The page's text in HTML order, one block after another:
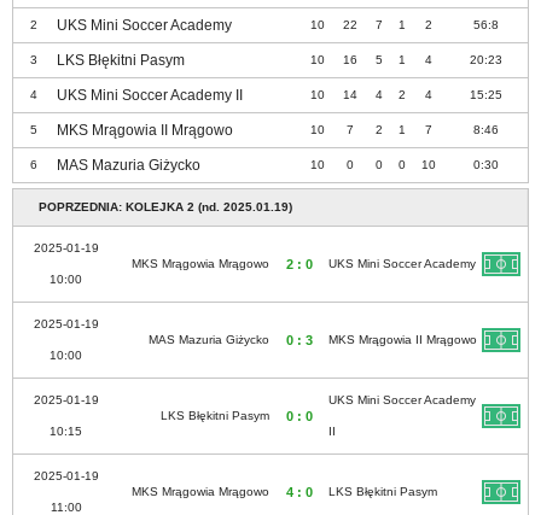
2 UKS Mini Soccer Academy 10 22 7 1 2 56:8
3 LKS Błękitni Pasym 10 16 5 1 4 20:23
4 UKS Mini Soccer Academy II 10 14 4 2 4 15:25
5 MKS Mrągowia II Mrągowo 10 7 2 1 7 8:46
6 MAS Mazuria Giżycko 10 0 0 0 10 0:30
POPRZEDNIA: KOLEJKA 2 (nd. 2025.01.19)
2025-01-19
10:00
MKS Mrągowia Mrągowo 2 : 0 UKS Mini Soccer Academy
2025-01-19
10:00
MAS Mazuria Giżycko 0 : 3 MKS Mrągowia II Mrągowo
2025-01-19
10:15
LKS Błękitni Pasym 0 : 0
UKS Mini Soccer Academy
II
2025-01-19
11:00
MKS Mrągowia Mrągowo 4 : 0 LKS Błękitni Pasym